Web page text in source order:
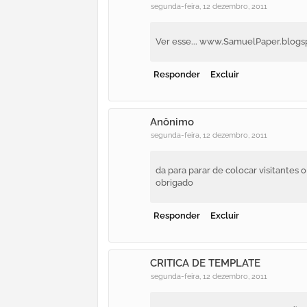
segunda-feira, 12 dezembro, 2011
Ver esse...
Responder Excluir
Anônimo
segunda-feira, 12 dezembro, 2011
da para parar de colocar visitantes
obrigado
Responder Excluir
CRITICA DE TEMPLATE
segunda-feira, 12 dezembro, 2011